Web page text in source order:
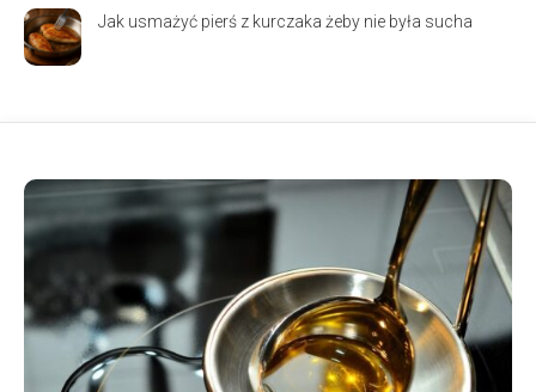
Jak usmażyć pierś z kurczaka żeby nie była sucha